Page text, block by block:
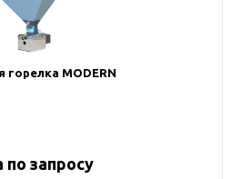
горелка MODERN
по запросу